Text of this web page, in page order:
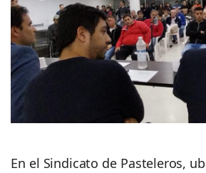
En el Sindicato de Pasteleros,